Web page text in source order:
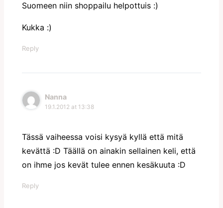
Suomeen niin shoppailu helpottuis :)
Kukka :)
Reply
Nanna
19.1.2012 at 13:38
Tässä vaiheessa voisi kysyä kyllä että mitä
kevättä :D Täällä on ainakin sellainen keli, että
on ihme jos kevät tulee ennen kesäkuuta :D
Reply